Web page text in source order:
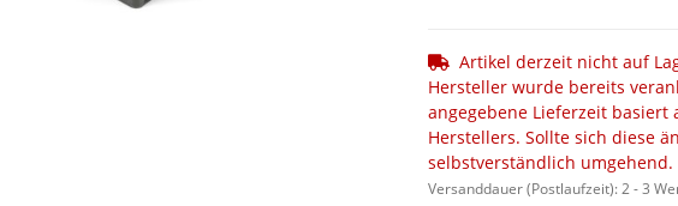
Artikel derzeit nicht auf
Hersteller wurde bereits
angegebene Lieferzeit basiert
Herstellers. Sollte sich diese
selbstverständlich umgehend.
Versanddauer (Postlaufzeit):2 - 3